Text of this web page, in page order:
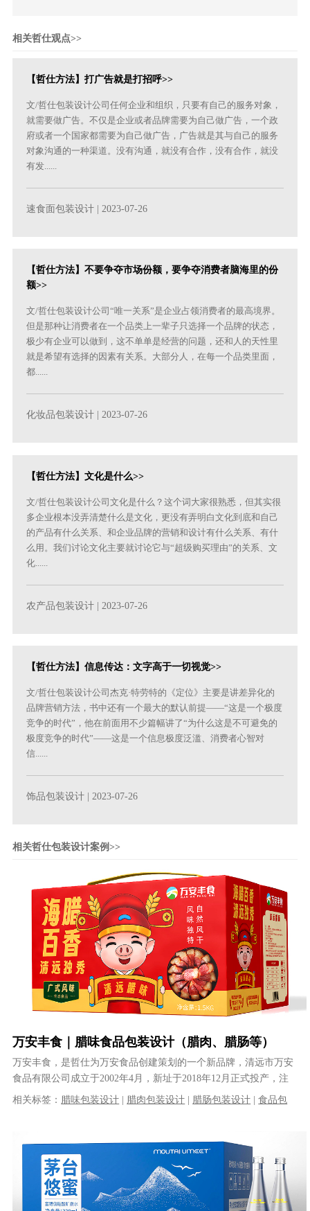
相关哲仕观点>>
【哲仕方法】打广告就是打招呼>>
文/哲仕包装设计公司任何企业和组织，只要有自己的服务对象，
就需要做广告。不仅是企业或者品牌需要为自己做广告，一个政
府或者一个国家都需要为自己做广告，广告就是其与自己的服务
对象沟通的一种渠道。没有沟通，就没有合作，没有合作，就没
有发......
速食面包装设计 | 2023-07-26
【哲仕方法】不要争夺市场份额，要争夺消费者脑海里的份
额>>
文/哲仕包装设计公司“唯一关系”是企业占领消费者的最高境界。
但是那种让消费者在一个品类上一辈子只选择一个品牌的状态，
极少有企业可以做到，这不单单是经营的问题，还和人的天性里
就是希望有选择的因素有关系。大部分人，在每一个品类里面，
都......
化妆品包装设计 | 2023-07-26
【哲仕方法】文化是什么>>
文/哲仕包装设计公司文化是什么？这个词大家很熟悉，但其实很
多企业根本没弄清楚什么是文化，更没有弄明白文化到底和自己
的产品有什么关系、和企业品牌的营销和设计有什么关系、有什
么用。我们讨论文化主要就讨论它与“超级购买理由”的关系、文
化......
农产品包装设计 | 2023-07-26
【哲仕方法】信息传达：文字高于一切视觉>>
文/哲仕包装设计公司杰克·特劳特的《定位》主要是讲差异化的
品牌营销方法，书中还有一个最大的默认前提——“这是一个极度
竞争的时代”，他在前面用不少篇幅讲了“为什么这是不可避免的
极度竞争的时代”——这是一个信息极度泛滥、消费者心智对
信......
饰品包装设计 | 2023-07-26
相关哲仕包装设计案例>>
万安丰食｜腊味食品包装设计（腊肉、腊肠等）
万安丰食，是哲仕为万安食品创建策划的一个新品牌，清远市万安
食品有限公司成立于2002年4月，新址于2018年12月正式投产，注
册资金人民币1.5亿元，......
相关标签： 腊味包装设计 腊肉包装设计 腊肠包装设计 |食品包